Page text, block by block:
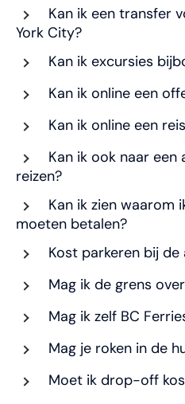
Kan ik een transfer
York City?
Kan ik excursies
Kan ik online een
Kan ik online een
Kan ik ook naar
reizen?
Kan ik zien waarom
moeten betalen?
Kost parkeren bij
Mag ik de grens
Mag ik zelf BC
Mag je roken in de
Moet ik drop-off